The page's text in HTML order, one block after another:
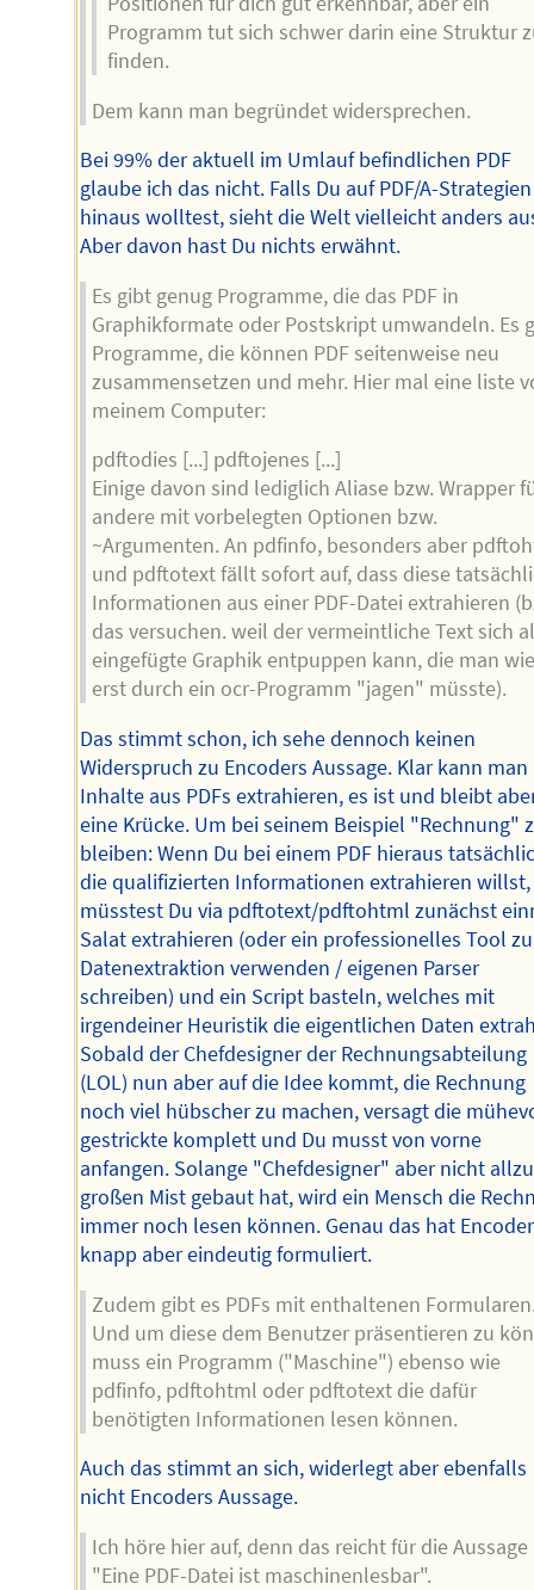
Programm tut sich schwer darin eine Struktur
finden.
Dem kann man begründet widersprechen.
Bei 99% der aktuell im Umlauf befindlichen PDF
glaube ich das nicht. Falls Du auf PDF/A-Strategien
hinaus wolltest, sieht die Welt vielleicht anders
Aber davon hast Du nichts erwähnt.
Es gibt genug Programme, die das PDF in
Graphikformate oder Postskript umwandeln. Es
Programme, die können PDF seitenweise neu
zusammensetzen und mehr. Hier mal eine liste
meinem Computer:
pdftodies [...] pdftojenes [...]
Einige davon sind lediglich Aliase bzw. Wrapper
andere mit vorbelegten Optionen bzw.
~Argumenten. An pdfinfo, besonders aber
und pdftotext fällt sofort auf, dass diese
Informationen aus einer PDF-Datei extrahieren
das versuchen. weil der vermeintliche Text sich
eingefügte Graphik entpuppen kann, die man
erst durch ein ocr-Programm "jagen" müsste).
Das stimmt schon, ich sehe dennoch keinen
Widerspruch zu Encoders Aussage. Klar kann man
Inhalte aus PDFs extrahieren, es ist und bleibt
eine Krücke. Um bei seinem Beispiel "Rechnung"
bleiben: Wenn Du bei einem PDF hieraus
die qualifizierten Informationen extrahieren willst,
müsstest Du via pdftotext/pdftohtml zunächst
Salat extrahieren (oder ein professionelles Tool
Datenextraktion verwenden / eigenen Parser
schreiben) und ein Script basteln, welches mit
irgendeiner Heuristik die eigentlichen Daten
Sobald der Chefdesigner der Rechnungsabteilung
(LOL) nun aber auf die Idee kommt, die Rechnung
noch viel hübscher zu machen, versagt die
gestrickte komplett und Du musst von vorne
anfangen. Solange "Chefdesigner" aber nicht allzu
großen Mist gebaut hat, wird ein Mensch die
immer noch lesen können. Genau das hat Encoder
knapp aber eindeutig formuliert.
Zudem gibt es PDFs mit enthaltenen
Und um diese dem Benutzer präsentieren zu
muss ein Programm ("Maschine") ebenso wie
pdfinfo, pdftohtml oder pdftotext die dafür
benötigten Informationen lesen können.
Auch das stimmt an sich, widerlegt aber ebenfalls
nicht Encoders Aussage.
Ich höre hier auf, denn das reicht für die Aussage
"Eine PDF-Datei ist maschinenlesbar".